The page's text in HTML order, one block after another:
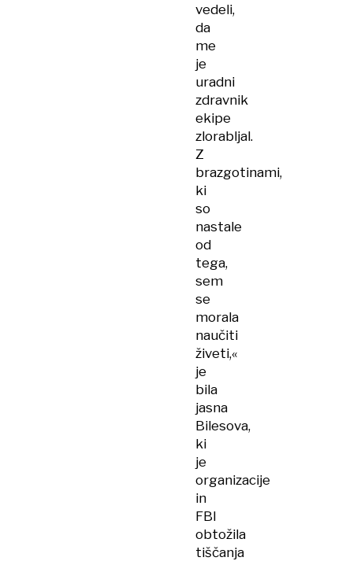
vedeli,
da
me
je
uradni
zdravnik
ekipe
zlorabljal.
Z
brazgotinami,
ki
so
nastale
od
tega,
sem
se
morala
naučiti
živeti,«
je
bila
jasna
Bilesova,
ki
je
organizacije
in
FBI
obtožila
tiščanja